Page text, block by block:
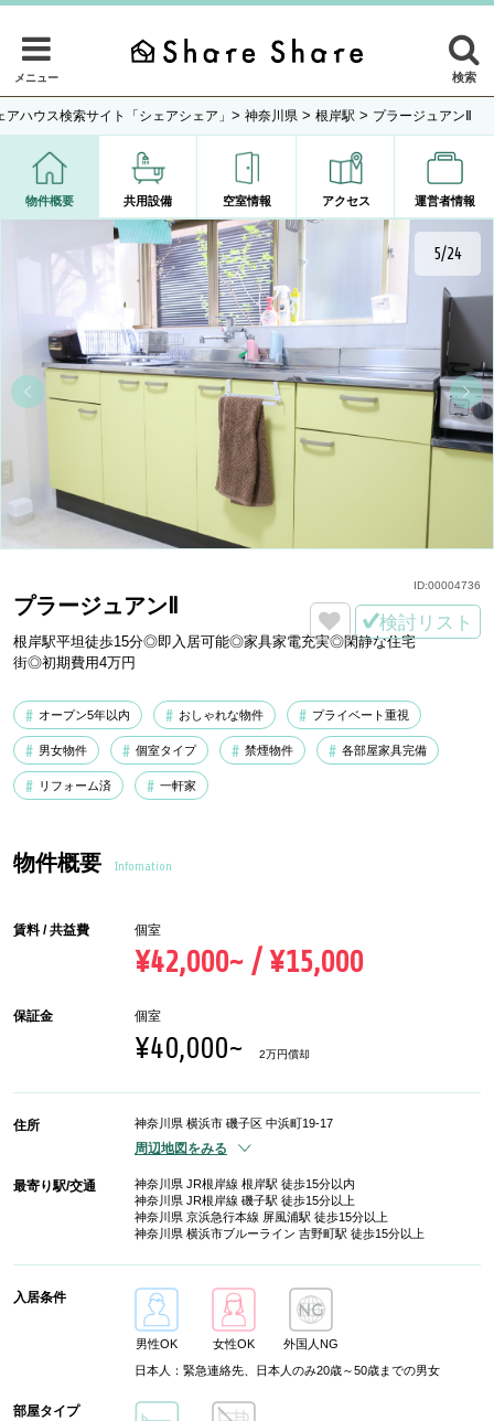
メニュー 検索
アハウス検索サイト「シェアシェア」 > 神奈川県 > 根岸駅 > プラージュアンⅡ
物件概要 共用設備 空室情報 アクセス 運営者情報
5/24
プラージュアンⅡ
根岸駅平坦徒歩15分◎即入居可能◎家具家電充実◎閑静な住宅
街◎初期費用4万円
検討リスト
オープン5年以内 おしゃれな物件 プライベート重視
男女物件 個室タイプ 禁煙物件 各部屋家具完備
リフォーム済 一軒家
ID:00004736
物件概要 Infomation
賃料 / 共益費 個室
¥42,000~ / ¥15,000
保証金 個室
¥40,000~ 2万円償却
住所 神奈川県 横浜市 磯子区 中浜町19-17
周辺地図をみる
最寄り駅/交通
神奈川県 JR根岸線 根岸駅 徒歩15分以内
神奈川県 JR根岸線 磯子駅 徒歩15分以上
神奈川県 京浜急行本線 屏風浦駅 徒歩15分以上
神奈川県 横浜市ブルーライン 吉野町駅 徒歩15分以上
入居条件
男性OK 女性OK
外国人NG
日本人：緊急連絡先、日本人のみ20歳～50歳までの男女
部屋タイプ